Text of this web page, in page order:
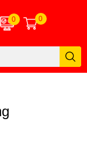
0 0